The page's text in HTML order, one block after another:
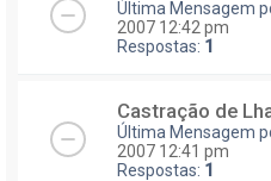
Última Mensagem
2007 12:42 pm
Respostas: 1
Castração de
Última Mensagem
2007 12:41 pm
Respostas: 1